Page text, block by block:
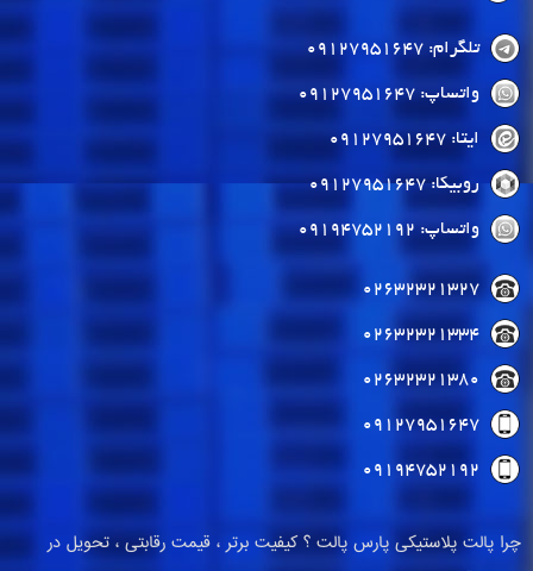
تلگرام: 09127951647
واتساپ: 09127951647
ایتا: 09127951647
روبیکا: 09127951647
واتساپ: 09194752192
02632321327
02632321334
02632321380
09127951647
09194752192
چرا پالت پلاستیکی پارس پالت ؟ کیفیت برتر ، قیمت رقابتی ، تحویل در